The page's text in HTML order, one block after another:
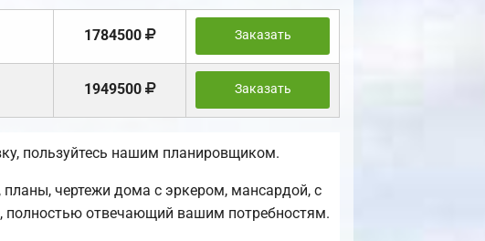
1784500 Заказать
1949500 Заказать
пользуйтесь нашим планировщиком.
чертежи дома с эркером, мансардой, с
полностью отвечающий вашим потребностям.